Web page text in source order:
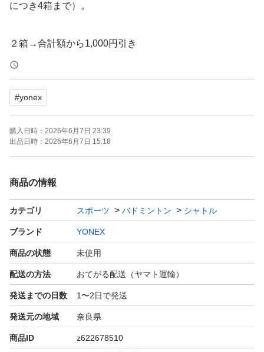
につき4箱まで）。
２箱→合計額から1,000円引き
３箱→合計額から2,000円引き
４箱→合計額から3,000円引き
まとめて購入希望の場合は、購入前に「商品への質問」ボ
タンからご連絡ください（そのまま購入された場合はお値
引きできませんのでご注意ください）。
#yonex
購入日時： 2026年6月7日 23:39
出品日時： 2026年6月7日 15:18
商品の情報
カテゴリ スポーツ バドミントン シャトル
ブランド YONEX
商品の状態 未使用
配送の方法 おてがる配送（ヤマト運輸）
発送までの日数 1〜2日で発送
発送元の地域 奈良県
商品ID z622678510